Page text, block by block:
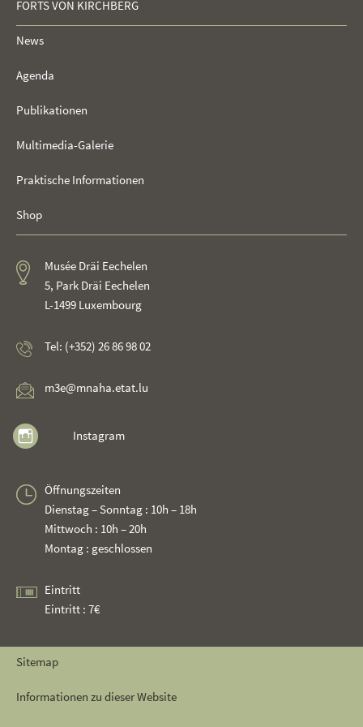
FORTS VON KIRCHBERG
News
Agenda
Publikationen
Multimedia-Galerie
Praktische Informationen
Shop
Musée Dräi Eechelen
5, Park Dräi Eechelen
L-1499 Luxembourg
Tel: (+352) 26 86 98 02
m3e@mnaha.etat.lu
Instagram
Öffnungszeiten
Dienstag – Sonntag : 10h – 18h
Mittwoch : 10h – 20h
Montag : geschlossen
Eintritt
Eintritt : 7€
Sitemap
Informationen zu dieser Website